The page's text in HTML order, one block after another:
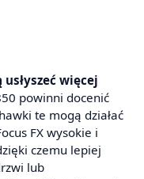
więcej
powinni docenić
te mogą działać
FX wysokie i
czemu lepiej
lub